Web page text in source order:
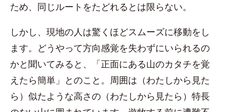
ため、同じルートをたどれるとは限らない。
しかし、現地の人は驚くほどスムーズに移動をし
ます。どうやって方向感覚を失わずにいられるの
かと聞いてみると、「正面にある山のカタチを覚
えたら簡単」とのこと。周囲は（わたしから見た
ら）似たような高さの（わたしから見たら）特長